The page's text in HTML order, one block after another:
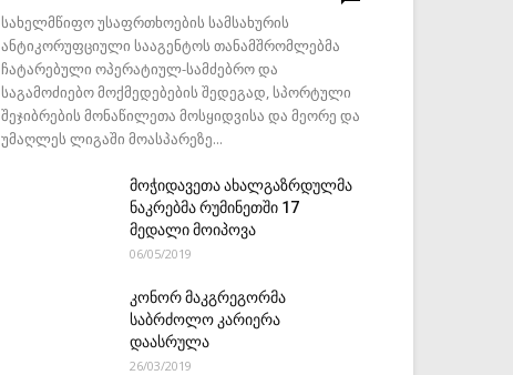
სახელმწიფო უსაფრთხოების სამსახურის
ანტიკორუფციული სააგენტოს თანამშრომლებმა
ჩატარებული ოპერატიულ-სამძებრო და
საგამოძიებო მოქმედებების შედეგად, სპორტული
შეჯიბრების მონაწილეთა მოსყიდვისა და მეორე და
უმაღლეს ლიგაში მოასპარეზე...
მოჭიდავეთა ახალგაზრდულმა
ნაკრებმა რუმინეთში 17
მედალი მოიპოვა
06/05/2019
კონორ მაკგრეგორმა
საბრძოლო კარიერა
დაასრულა
26/03/2019